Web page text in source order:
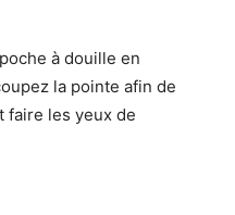
à douille en
la pointe afin de
faire les yeux de